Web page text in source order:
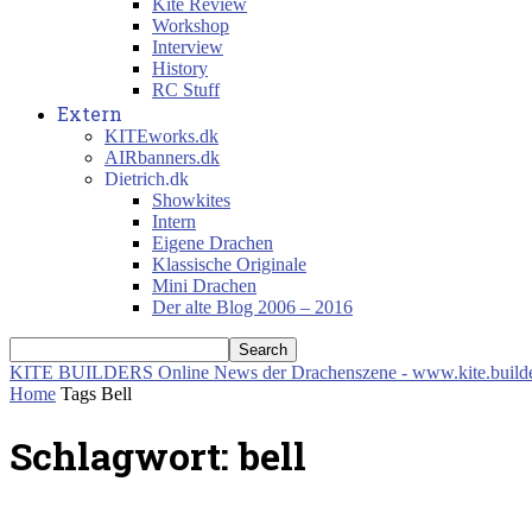
Kite Review
Workshop
Interview
History
RC Stuff
Extern
KITEworks.dk
AIRbanners.dk
Dietrich.dk
Showkites
Intern
Eigene Drachen
Klassische Originale
Mini Drachen
Der alte Blog 2006 – 2016
KITE BUILDERS Online News der Drachenszene -
Home Tags Bell
Schlagwort: bell